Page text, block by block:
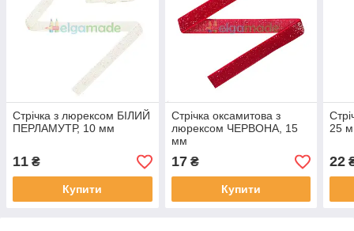
Стрічка з люрексом БІЛИЙ
ПЕРЛАМУТР, 10 мм
11 ₴
Купити
Стрічка оксамитова з
люрексом ЧЕРВОНА, 15
мм
17₴
Купити
25
22